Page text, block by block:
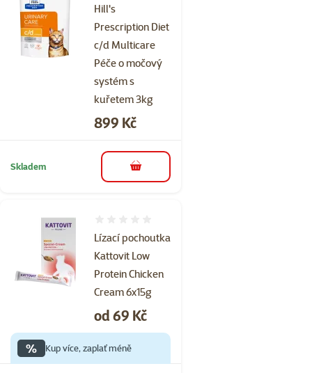
Hill's
Prescription Diet
c/d Multicare
Péče o močový
systém s
kuřetem 3kg
Cena
899 Kč
Skladem do košíku
Lízací pochoutka
Kattovit Low
Protein Chicken
Cream 6x15g
Cena
od 69 Kč
% Kup více, zaplať méně